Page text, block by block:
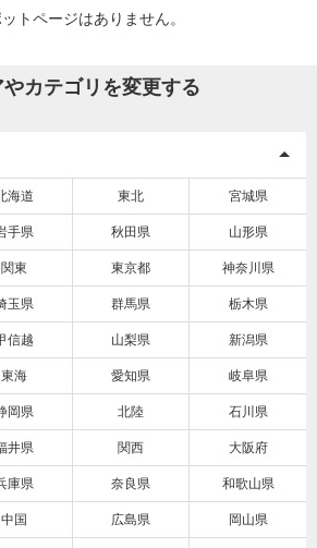
トページはありません。
やカテゴリを変更する
海道 東北 宮城県
手県 秋田県 山形県
関東 東京都 神奈川県
玉県 群馬県 栃木県
信越 山梨県 新潟県
東海 愛知県 岐阜県
岡県 北陸 石川県
井県 関西 大阪府
庫県 奈良県 和歌山県
中国 広島県 岡山県